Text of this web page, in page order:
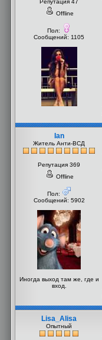
Репутация 47
Offline
Пол:
Сообщений: 1105
Ian
Житель Анти-ВСД
Репутация 369
Offline
Пол:
Сообщений: 5902
Иногда выход там же, где и
вход.
Lisa_Alisa
Опытный